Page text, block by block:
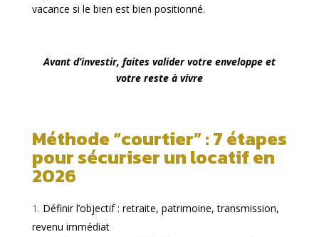
vacance si le bien est bien positionné.
Avant d’investir, faites valider votre enveloppe et
votre reste à vivre
Méthode “courtier” : 7 étapes
pour sécuriser un locatif en
2026
Définir l’objectif : retraite, patrimoine, transmission,
revenu immédiat